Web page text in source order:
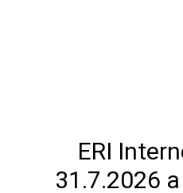
ERI
31.7.2026